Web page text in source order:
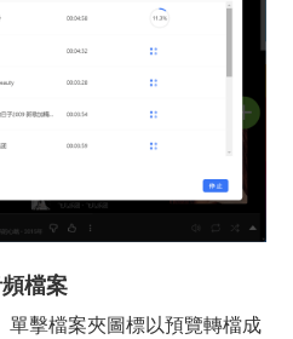
檔案
單擊檔案夾圖標以預覽轉檔成